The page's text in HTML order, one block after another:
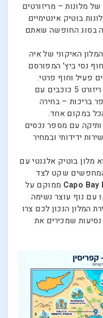
מלונות – מריזורטים
בוטיק אינטימיים
בסוג החופשה שאתם
האיקוני של איה
נסי ביץ' המפורסם
פעיל וחוף פרטי.
הוא ריזורט 5 כוכבים עם
בריכות – בחירה
במקום אחד.
עם מספר נכסים
ידידותי ובמחיר
מלון בוטיק אלגנטי עם
המחפשים שקט לצד
Capo Bay ממוקם על
נוף עוצר נשימה
המלון הנכון לכם צרו
שמכירים את